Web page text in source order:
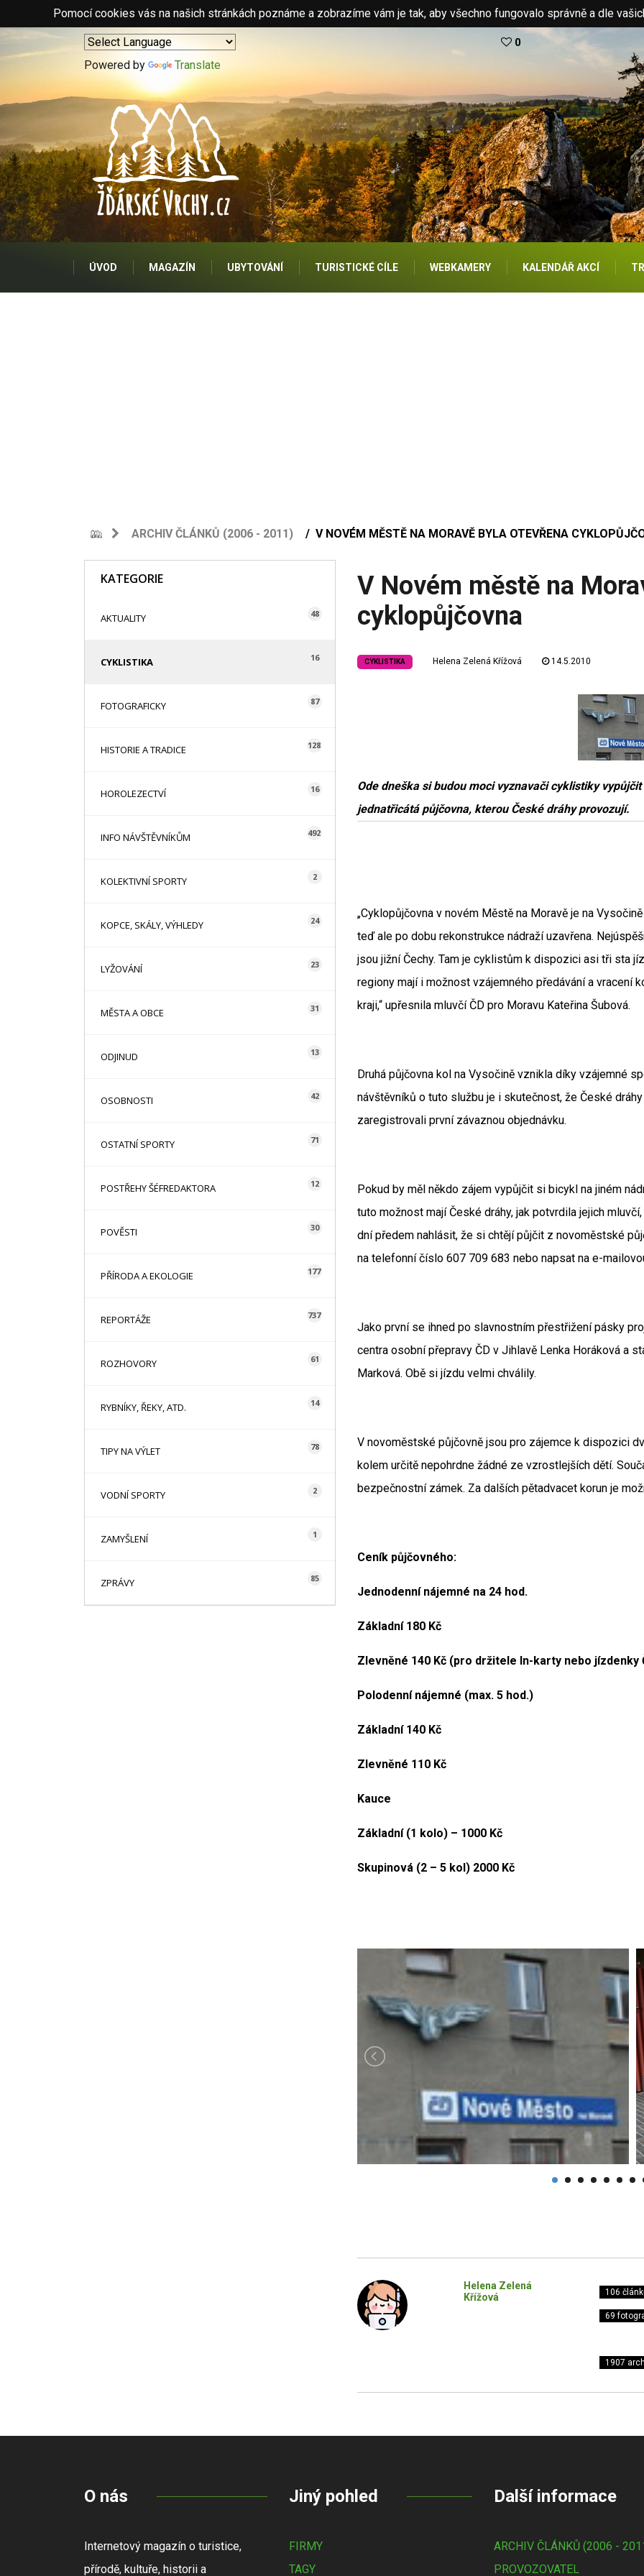
Pomocí cookies vás na našich stránkách poznáme a zobrazíme vám je tak, aby všechno fungovalo správně a dle
Powered by Translate
0
ÚVOD MAGAZÍN UBYTOVÁNÍ TURISTICKÉ CÍLE WEBKAMERY KALENDÁŘ AKCÍ
ARCHIV ČLÁNKŮ (2006 - 2011) V NOVÉM MĚSTĚ NA MORAVĚ BYLA OTEVŘENA
KATEGORIE
AKTUALITY 48
CYKLISTIKA 16
FOTOGRAFICKY 87
HISTORIE A TRADICE 128
HOROLEZECTVÍ 16
INFO NÁVŠTĚVNÍKŮM 492
KOLEKTIVNÍ SPORTY 2
KOPCE, SKÁLY, VÝHLEDY 24
LYŽOVÁNÍ 23
MĚSTA A OBCE 31
ODJINUD 13
OSOBNOSTI 42
OSTATNÍ SPORTY 71
POSTŘEHY ŠÉFREDAKTORA 12
POVĚSTI 30
PŘÍRODA A EKOLOGIE 177
REPORTÁŽE 737
ROZHOVORY 61
RYBNÍKY, ŘEKY, ATD. 14
TIPY NA VÝLET 78
VODNÍ SPORTY 2
ZAMYŠLENÍ 1
ZPRÁVY 85
V Novém městě na
cyklopůjčovna
CYKLISTIKA Helena Zelená Křížová 14.5.2010
Ode dneška si budou moci vyznavači cyklistiky
jednatřicátá půjčovna, kterou České dráhy provozují.
„Cyklopůjčovna v novém Městě na Moravě je na
teď ale po dobu rekonstrukce nádraží uzavřena.
jsou jižní Čechy. Tam je cyklistům k dispozici asi tři sta
regiony mají i možnost vzájemného předávání a vracení
kraji,“ upřesnila mluvčí ČD pro Moravu Kateřina Šubová.
Druhá půjčovna kol na Vysočině vznikla díky vzájemné
návštěvníků o tuto službu je i skutečnost, že České
zaregistrovali první závaznou objednávku.
Pokud by měl někdo zájem vypůjčit si bicykl na jiném
tuto možnost mají České dráhy, jak potvrdila jejich
dní předem nahlásit, že si chtějí půjčit z novoměstské
na telefonní číslo 607 709 683 nebo napsat na e-
Jako první se ihned po slavnostním přestřižení pásky
centra osobní přepravy ČD v Jihlavě Lenka Horáková a
Marková. Obě si jízdu velmi chválily.
V novoměstské půjčovně jsou pro zájemce k dispozici
kolem určitě nepohrdne žádné ze vzrostlejších dětí.
bezpečnostní zámek. Za dalších pětadvacet korun je
Ceník půjčovného:
Jednodenní nájemné na 24 hod.
Základní 180 Kč
Zlevněné 140 Kč (pro držitele In-karty nebo jízdenky
Polodenní nájemné (max. 5 hod.)
Základní 140 Kč
Zlevněné 110 Kč
Kauce
Základní (1 kolo) – 1000 Kč
Skupinová (2 – 5 kol) 2000 Kč
Helena Zelená
Křížová
106
69
1907
O nás
Internetový magazín o turistice,
přírodě, kultuře, historii a
Jiný pohled
FIRMY
TAGY
Další informace
ARCHIV ČLÁNKŮ (2006 -
PROVOZOVATEL